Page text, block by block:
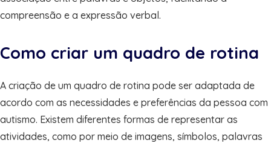
compreensão e a expressão verbal.
Como criar um quadro de rotina
A criação de um quadro de rotina pode ser adaptada de
acordo com as necessidades e preferências da pessoa com
autismo. Existem diferentes formas de representar as
atividades, como por meio de imagens, símbolos, palavras